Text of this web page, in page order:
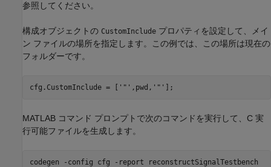
参照してください。
構成オブジェクトの CustomInclude プロパティを設定して、メイ
ン ファイルの場所を指定します。この例では、この場所は現在の
フォルダーです。
cfg.CustomInclude = [ '"' ,pwd, '"' ];
MATLAB コマンド プロンプトで次のコマンドを実行して、C 実
行可能ファイルを生成します。
codegen -config cfg -report reconstructSignalTestbench